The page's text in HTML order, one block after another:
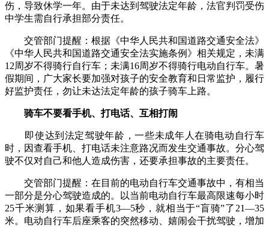
伤，导致休学一年。由于未达到驾驶法定年龄，法官判罚受伤
中学生需自行承担部分责任。
交管部门提醒：根据《中华人民共和国道路交通安全法》
《中华人民共和国道路交通安全法实施条例》相关规定，未满
12周岁不得骑行自行车；未满16周岁不得骑行电动自行车。暑
假期间，广大家长要加强对孩子的安全教育和日常监护，履行
好监护责任，勿让未达法定年龄的孩子骑车上路。
骑车不要看手机、打电话、互相打闹
即使达到法定驾驶年龄，一些未成年人在骑电动自行车
时，因查看手机、打电话未注意路况而发生交通事故。分心驾
驶不仅对自己和他人造成伤害，还要承担事故的主要责任。
交管部门提醒：在目前的电动自行车交通事故中，有相当
一部分是分心驾驶造成的。以当前电动自行车最高限速每小时
25千米测算，如果看手机3—5秒，就相当于“盲骑”了21—35
米。电动自行车后座乘客的突然移动、嬉闹会干扰驾驶，增加